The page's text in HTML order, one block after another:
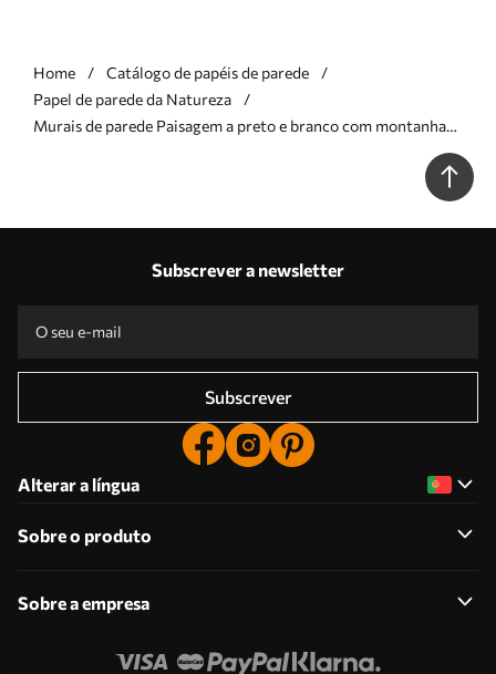
Home
Catálogo de papéis de parede
Papel de parede da Natureza
Murais de parede Paisagem a preto e branco com montanhas
Subscrever a newsletter
Subscrever
Alterar a língua
Sobre o produto
Sobre a empresa